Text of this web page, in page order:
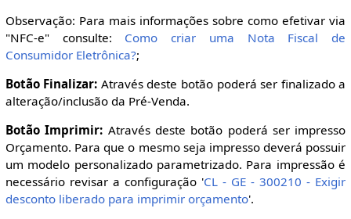
Observação: Para mais informações sobre como efetivar via
"NFC-e" consulte: Como criar uma Nota Fiscal de
Consumidor Eletrônica?;
Botão Finalizar: Através deste botão poderá ser finalizado a
alteração/inclusão da Pré-Venda.
Botão Imprimir: Através deste botão poderá ser impresso
Orçamento. Para que o mesmo seja impresso deverá possuir
um modelo personalizado parametrizado. Para impressão é
necessário revisar a configuração 'CL - GE - 300210 - Exigir
desconto liberado para imprimir orçamento'.